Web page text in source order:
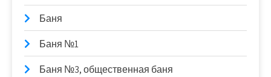
Баня
Баня №1
Баня №3, общественная баня